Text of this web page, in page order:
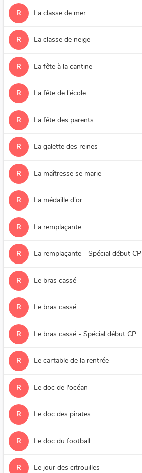
R La classe de mer
R La classe de neige
R La fête à la cantine
R La fête de l'école
R La fête des parents
R La galette des reines
R La maîtresse se marie
R La médaille d'or
R La remplaçante
R La remplaçante - Spécial début CP
R Le bras cassé
R Le bras cassé
R Le bras cassé - Spécial début CP
R Le cartable de la rentrée
R Le doc de l'océan
R Le doc des pirates
R Le doc du football
R Le jour des citrouilles